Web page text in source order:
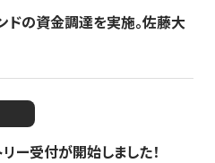
ドの資金調達を実施。佐藤大
ー受付が開始しました！